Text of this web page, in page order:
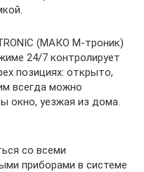
(МАКО М-троник)
24/7 контролирует
позициях: открыто,
всегда можно
окно, уезжая из дома.
со всеми
приборами в системе